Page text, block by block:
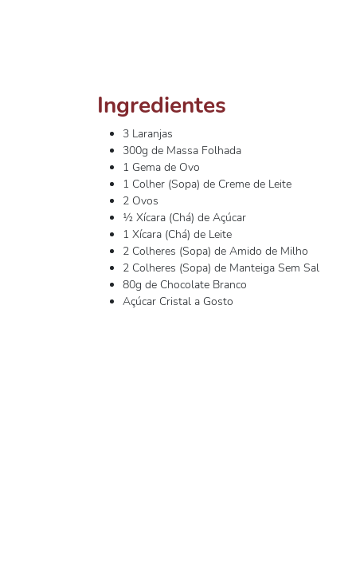
Ingredientes
3 Laranjas
300g de Massa Folhada
1 Gema de Ovo
1 Colher (Sopa) de Creme de Leite
2 Ovos
½ Xícara (Chá) de Açúcar
1 Xícara (Chá) de Leite
2 Colheres (Sopa) de Amido de Milho
2 Colheres (Sopa) de Manteiga Sem Sal
80g de Chocolate Branco
Açúcar Cristal a Gosto